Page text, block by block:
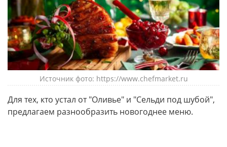
Источник фото: https://www.chefmarket.ru
Для тех, кто устал от "Оливье" и "Сельди под шубой",
предлагаем разнообразить новогоднее меню.